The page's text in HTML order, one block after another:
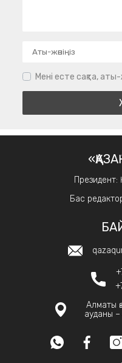
Мені есте сақта,
Бас
Алматы
ауданы –